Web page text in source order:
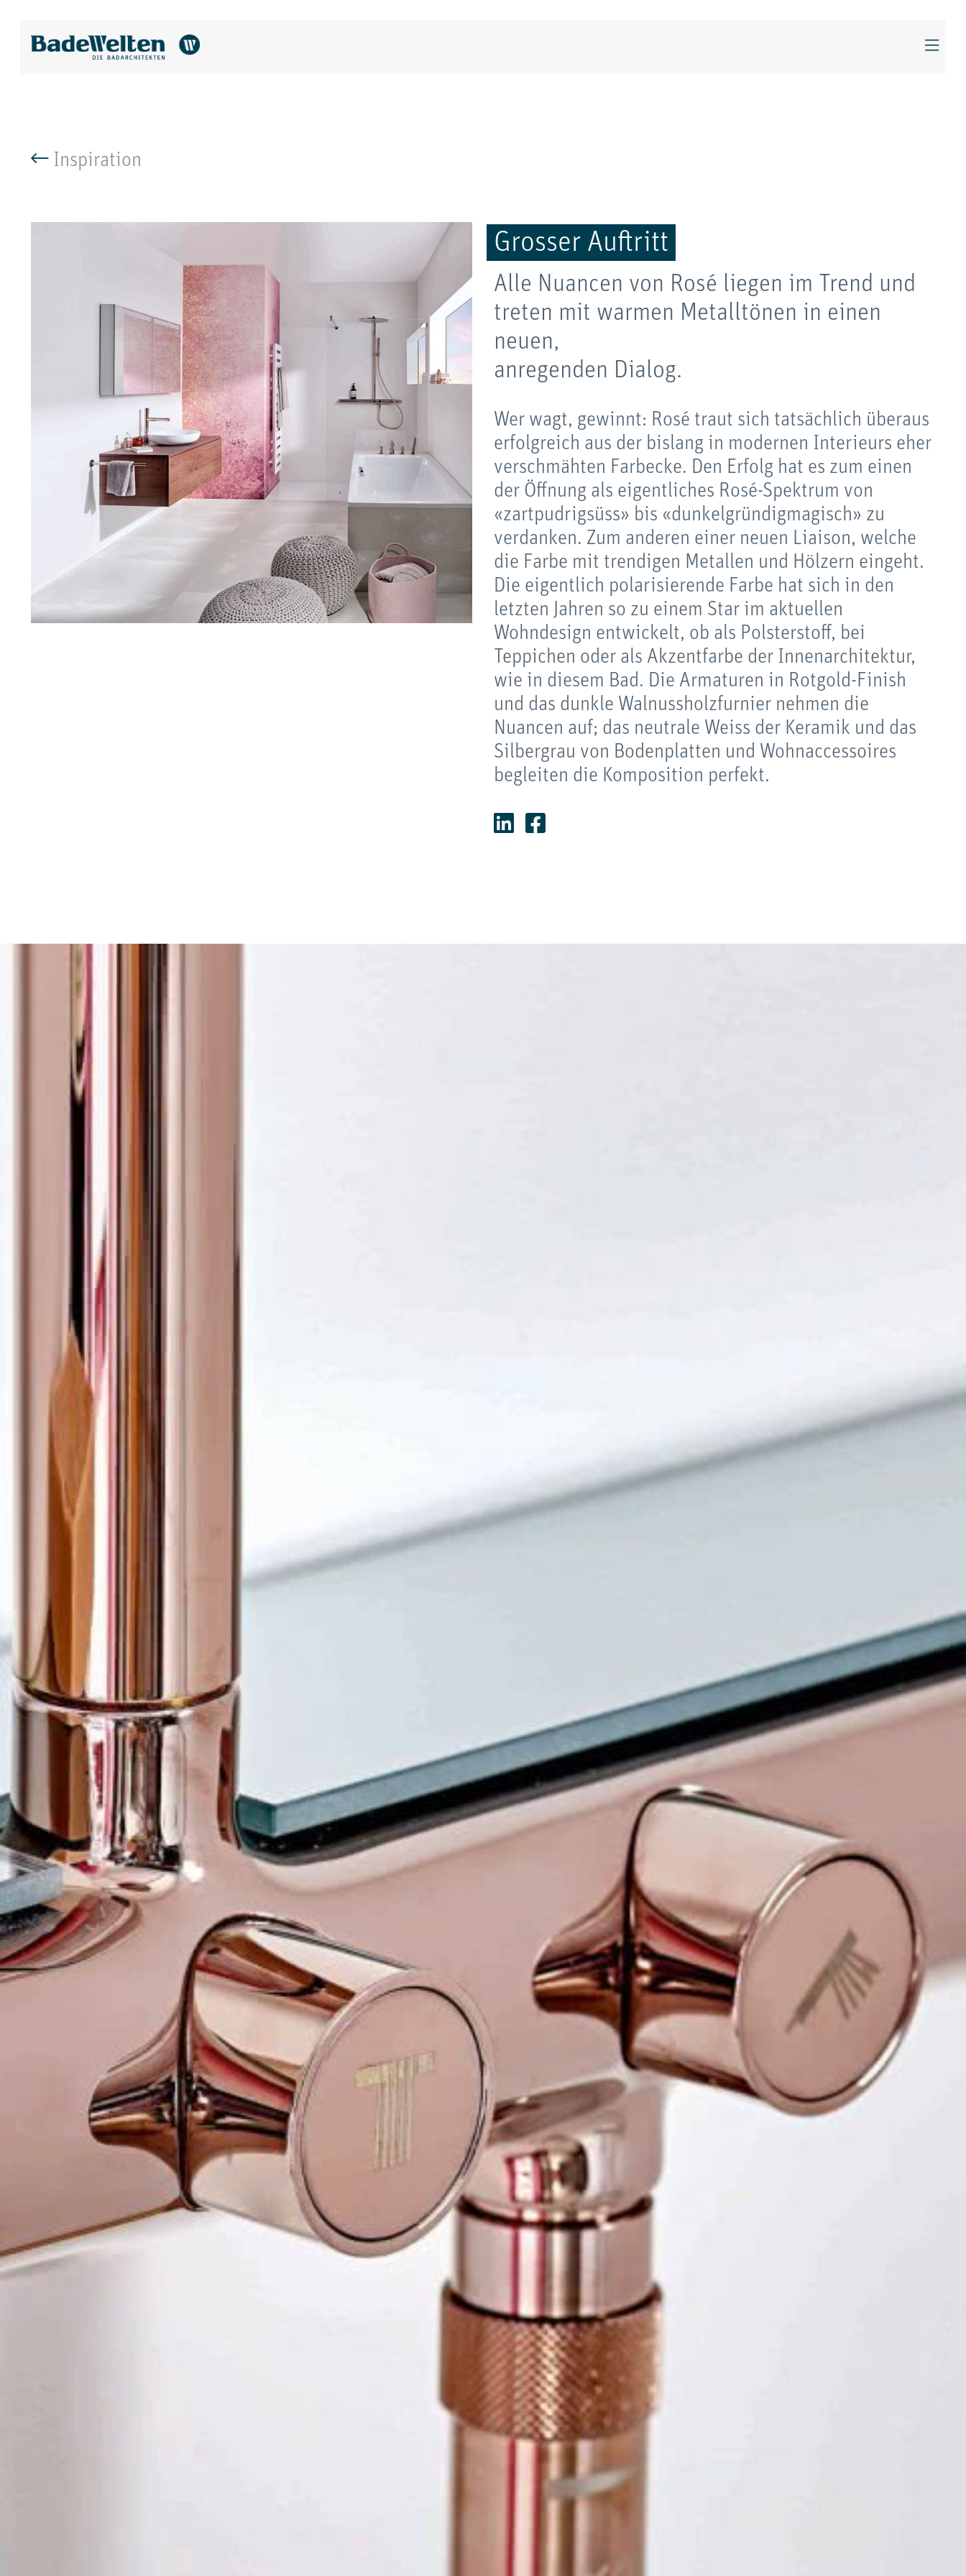
Inspiration
Grosser Auftritt
Alle Nuancen von Rosé liegen im Trend und
treten mit warmen Metalltönen in einen
neuen,
anregenden Dialog.
Wer wagt, gewinnt: Rosé traut sich tatsächlich überaus
erfolgreich aus der bislang in modernen Interieurs eher
verschmähten Farbecke. Den Erfolg hat es zum einen
der Öffnung als eigentliches Rosé-Spektrum von
«zartpudrigsüss» bis «dunkelgründigmagisch» zu
verdanken. Zum anderen einer neuen Liaison, welche
die Farbe mit trendigen Metallen und Hölzern eingeht.
Die eigentlich polarisierende Farbe hat sich in den
letzten Jahren so zu einem Star im aktuellen
Wohndesign entwickelt, ob als Polsterstoff, bei
Teppichen oder als Akzentfarbe der Innenarchitektur,
wie in diesem Bad. Die Armaturen in Rotgold-Finish
und das dunkle Walnussholzfurnier nehmen die
Nuancen auf; das neutrale Weiss der Keramik und das
Silbergrau von Bodenplatten und Wohnaccessoires
begleiten die Komposition perfekt.